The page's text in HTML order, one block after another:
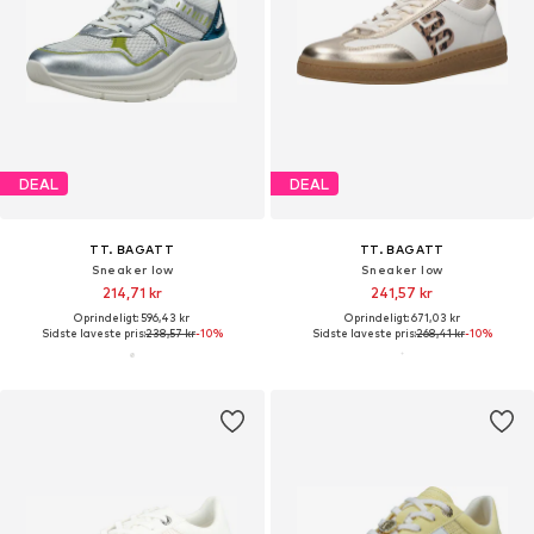
DEAL
TT. BAGATT
Sneaker low
214,71 kr
Oprindeligt: 596,43 kr
Sidste laveste pris:238,57 kr-10%
DEAL
TT. BAGATT
Sneaker low
241,57 kr
Oprindeligt: 671,03 kr
Sidste laveste pris:268,41 kr-10%